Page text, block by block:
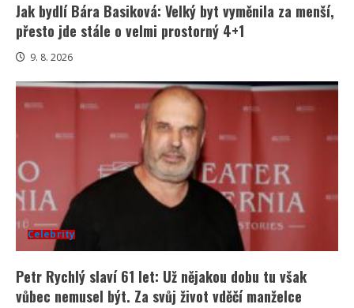
Jak bydlí Bára Basiková: Velký byt vyměnila za menší,
přesto jde stále o velmi prostorný 4+1
9. 8. 2026
Celebrity
Petr Rychlý slaví 61 let: Už nějakou dobu tu však
vůbec nemusel být. Za svůj život vděčí manželce